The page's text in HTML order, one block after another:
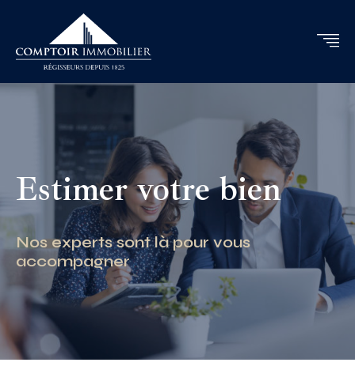
Estimer votre bien
Nos experts sont là pour vous
accompagner